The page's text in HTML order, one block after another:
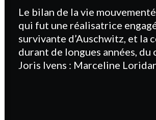
Le bilan de la vie
qui fut une réalisatrice
survivante d’Auschwitz, et la
durant de longues années, du
Joris Ivens : Marceline